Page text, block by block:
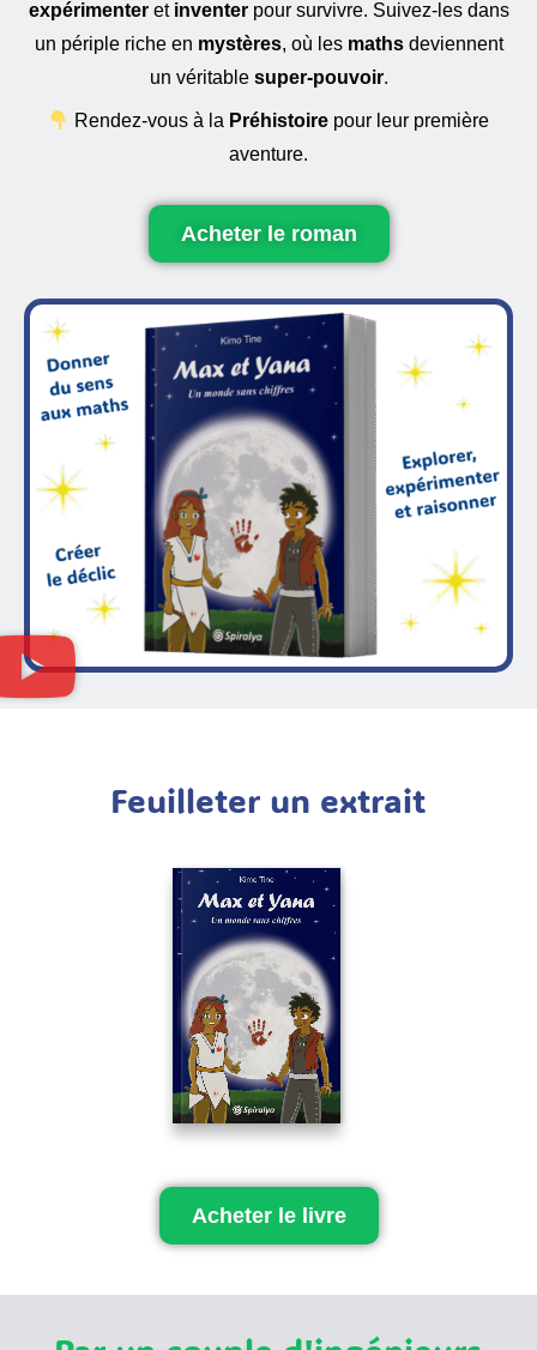
expérimenteret inventerpour survivre. Suivez-les dans
un périple riche en mystères, où les mathsdeviennent
un véritable super-pouvoir.
Rendez-vous à la Préhistoire pour leur première
aventure.
Acheter le roman
Feuilleter un extrait
Acheter le livre